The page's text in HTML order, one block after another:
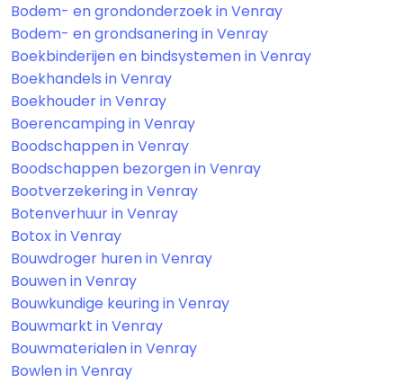
Bodem- en grondonderzoek in Venray
Bodem- en grondsanering in Venray
Boekbinderijen en bindsystemen in Venray
Boekhandels in Venray
Boekhouder in Venray
Boerencamping in Venray
Boodschappen in Venray
Boodschappen bezorgen in Venray
Bootverzekering in Venray
Botenverhuur in Venray
Botox in Venray
Bouwdroger huren in Venray
Bouwen in Venray
Bouwkundige keuring in Venray
Bouwmarkt in Venray
Bouwmaterialen in Venray
Bowlen in Venray